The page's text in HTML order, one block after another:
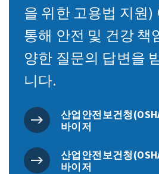
을 위한 고용법 지원
통해 안전 및 건강 책
양한 질문의 답변을
니다.
산업안전보건청
바이저
산업안전보건청
바이저